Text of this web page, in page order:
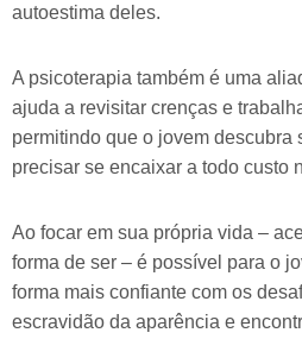
autoestima deles.
A psicoterapia também é uma
ajuda a revisitar crenças e
permitindo que o jovem descubra
precisar se encaixar a todo custo
Ao focar em sua própria vida –
forma de ser – é possível para o
forma mais confiante com os
escravidão da aparência e